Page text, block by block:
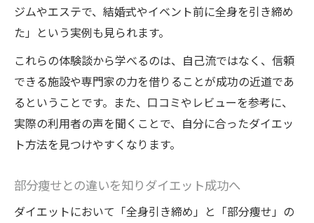
ジムやエステで、結婚式やイベント前に全身を引き締め
た」という実例も見られます。
これらの体験談から学べるのは、自己流ではなく、信頼
できる施設や専門家の力を借りることが成功の近道であ
るということです。また、口コミやレビューを参考に、
実際の利用者の声を聞くことで、自分に合ったダイエッ
ト方法を見つけやすくなります。
部分痩せとの違いを知りダイエット成功へ
ダイエットにおいて「全身引き締め」と「部分痩せ」の